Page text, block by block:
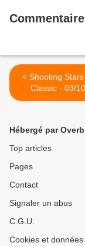
< Shooting Stars @ Rock
Classic - 03/
Hébergé par
Top articles
Pages
Contact
Signaler un abus
C.G.U.
Cookies et